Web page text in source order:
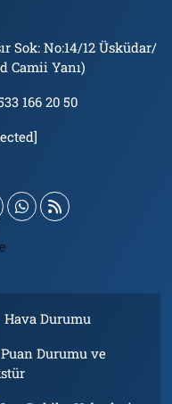
Sok: No:14/12 Üsküdar/
Camii Yanı)
166 20 50
Hava Durumu
Puan Durumu ve